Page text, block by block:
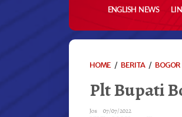
ENGLISH NEWS
HOME / BERITA / BOGOR
Plt Bupati
Jos
07/07/2022